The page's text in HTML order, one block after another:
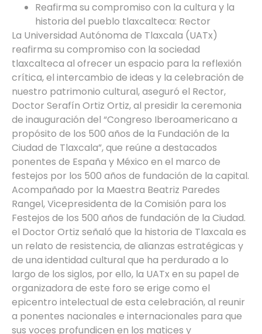
Reafirma su compromiso con la cultura y la
historia del pueblo tlaxcalteca: Rector
La Universidad Autónoma de Tlaxcala (UATx)
reafirma su compromiso con la sociedad
tlaxcalteca al ofrecer un espacio para la reflexión
crítica, el intercambio de ideas y la celebración de
nuestro patrimonio cultural, aseguró el Rector,
Doctor Serafín Ortiz Ortiz, al presidir la ceremonia
de inauguración del “Congreso Iberoamericano a
propósito de los 500 años de la Fundación de la
Ciudad de Tlaxcala”, que reúne a destacados
ponentes de España y México en el marco de
festejos por los 500 años de fundación de la capital.
Acompañado por la Maestra Beatriz Paredes
Rangel, Vicepresidenta de la Comisión para los
Festejos de los 500 años de fundación de la Ciudad.
el Doctor Ortiz señaló que la historia de Tlaxcala es
un relato de resistencia, de alianzas estratégicas y
de una identidad cultural que ha perdurado a lo
largo de los siglos, por ello, la UATx en su papel de
organizadora de este foro se erige como el
epicentro intelectual de esta celebración, al reunir
a ponentes nacionales e internacionales para que
sus voces profundicen en los matices y